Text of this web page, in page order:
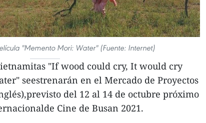
"Memento Mori: Water" (Fuente: Internet)
"If wood could cry, It would cry
seestrenarán en el Mercado de Proyectos
del 12 al 14 de octubre próximo
Cine de Busan 2021.